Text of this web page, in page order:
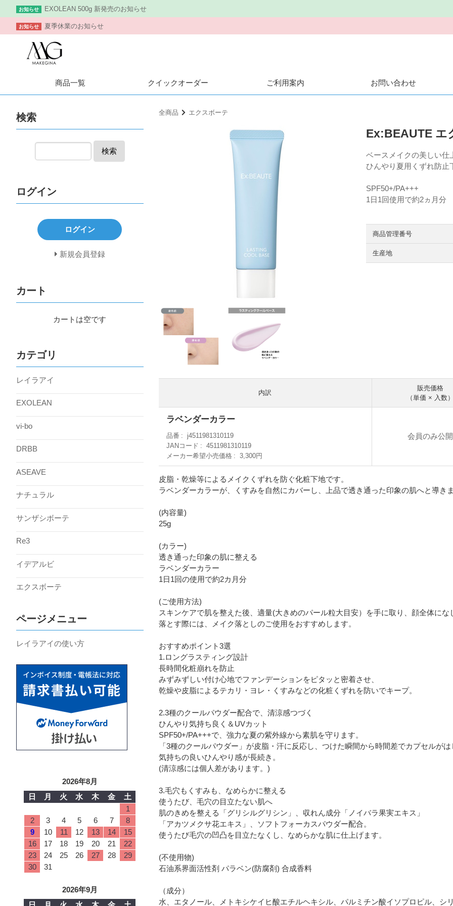
お知らせ EXOLEAN 500g 新発売のお知らせ
お知らせ 夏季休業のお知らせ
商品一覧 クイックオーダー ご利用案内 お問い合わせ
全商品 エクスボーテ
Ex:BEAUTE エ
ベースメイクの美しい仕
ひんやり夏用くずれ防止
SPF50+/PA+++
1日1回使用で約2ヵ月分
商品管理番号
生産地
内訳
販売価格
（単価 × 入数）
ラベンダーカラー
品番
j4511981310119
JANコード
4511981310119
メーカー希望小売価格
3,300円
会員のみ公開
皮脂・乾燥等によるメイクくずれを防ぐ化粧下地です。
ラベンダーカラーが、くすみを自然にカバーし、上品で透き通った印象の肌へと導きま
(内容量)
25g
(カラー)
透き通った印象の肌に整える
ラベンダーカラー
1日1回の使用で約2カ月分
(ご使用方法)
スキンケアで肌を整えた後、適量(大きめのパール粒大目安）を手に取り、顔全体にな
落とす際には、メイク落としのご使用をおすすめします。
おすすめポイント3選
1.ロングラスティング設計
長時間化粧崩れを防止
みずみずしい付け心地でファンデーションをピタッと密着させ、
乾燥や皮脂によるテカリ・ヨレ・くすみなどの化粧くずれを防いでキープ。
2.3種のクールパウダー配合で、清涼感つづく
ひんやり気持ち良く＆UVカット
SPF50+/PA+++で、強力な夏の紫外線から素肌を守ります。
「3種のクールパウダー」が皮脂・汗に反応し、つけた瞬間から時間差でカプセルがは
気持ちの良いひんやり感が長続き。
(清涼感には個人差があります。)
3.毛穴もくすみも、なめらかに整える
使うたび、毛穴の目立たない肌へ
肌のきめを整える「グリシルグリシン」、収れん成分「ノイバラ果実エキス」
「アカツメクサ花エキス」、ソフトフォーカスパウダー配合。
使うたび毛穴の凹凸を目立たなくし、なめらかな肌に仕上げます。
(不使用物)
石油系界面活性剤 パラベン(防腐剤) 合成香料
（成分）
水、エタノール、メトキシケイヒ酸エチルヘキシル、パルミチン酸イソプロピル、シリ
検索
検索
ログイン
ログイン
新規会員登録
カート
カートは空です
カテゴリ
レイラアイ
EXOLEAN
vi-bo
DRBB
ASEAVE
ナチュラル
サンザシボーテ
Re3
イデアルビ
エクスボーテ
ページメニュー
レイラアイの使い方
2026年8月
日
月 火 水 木 金
土
1
2
3 4 5 6 7
8
9
10 11 12 13 14
15
16
17 18 19 20 21
22
23
24 25 26 27 28
29
30
31
2026年9月